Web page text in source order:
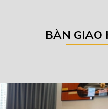
BÀN GIAO